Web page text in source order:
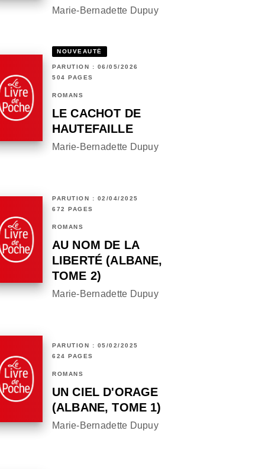
Marie-Bernadette Dupuy
NOUVEAUTÉ
PARUTION : 06/05/2026
504 PAGES
ROMANS
LE CACHOT DE
HAUTEFAILLE
Marie-Bernadette Dupuy
PARUTION : 02/04/2025
672 PAGES
ROMANS
AU NOM DE LA
LIBERTÉ (ALBANE,
TOME 2)
Marie-Bernadette Dupuy
PARUTION : 05/02/2025
624 PAGES
ROMANS
UN CIEL D'ORAGE
(ALBANE, TOME 1)
Marie-Bernadette Dupuy